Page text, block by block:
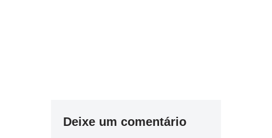
Deixe um comentário